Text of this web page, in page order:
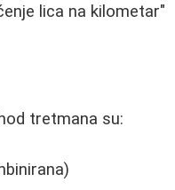
lica na kilometar"
tretmana su: